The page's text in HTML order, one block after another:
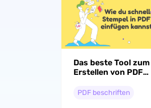
Das beste Tool zum
Erstellen von PDF-
PDF beschriften